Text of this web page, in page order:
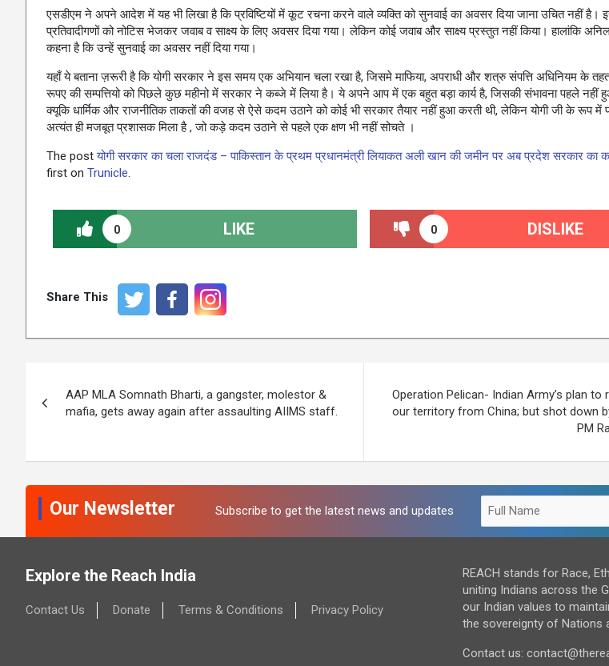
एसडीएम ने अपने आदेश में यह भी लिखा है कि प्रविष्टियों में कूट रचना करने वाले व्यक्ति को सुनवाई का अवसर दिया जाना उचित नहीं है।
प्रतिवादीगणों को नोटिस भेजकर जवाब व साक्ष्य के लिए अवसर दिया गया। लेकिन कोई जवाब और साक्ष्य प्रस्तुत नहीं किया। हालांकि
कहना है कि उन्हें सुनवाई का अवसर नहीं दिया गया।
यहाँ ये बताना ज़रूरी है कि योगी सरकार ने इस समय एक अभियान चला रखा है, जिसमे माफिया, अपराधी और शत्रु संपत्ति अधिनियम के
रूपए की सम्पत्तियो को पिछले कुछ महीनो में सरकार ने कब्जे में लिया है। ये अपने आप में एक बहुत बड़ा कार्य है, जिसकी संभावना पहले नहीं
क्यूकि धार्मिक और राजनीतिक ताकतों की वजह से ऐसे कदम उठाने को कोई भी सरकार तैयार नहीं हुआ करती थी, लेकिन योगी जी के रूप
अत्यंत ही मजबूत प्रशासक मिला है , जो कड़े कदम उठाने से पहले एक क्षण भी नहीं सोचते ।
The postयोगी सरकार का चला राजदंड – पाकिस्तान के प्रथम प्रधानमंत्री लियाकत अली खान की जमीन पर अब प्रदेश सरकार का
first on Trunicle.
0 LIKE 0 DISLIKE
Share This
t
a
v
i
AAP MLA Somnath Bharti, a gangster, molestor &
mafia, gets away again after assaulting AIIMS staff.
Operation Pelican- Indian Army’s plan to
our territory from China; but shot down
PM
Our Newsletter Subscribe to get the latest news and updates
Explore the Reach India
Contact Us Donate Terms & Conditions Privacy Policy
REACH stands for Race,
uniting Indians across the
our Indian values to
the sovereignty of Nations
Contact us: